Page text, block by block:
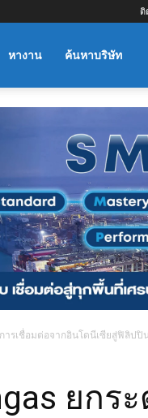
ติ
หางาน ค้นหาบริษัท
ารเชื่อมต่อจากอินโดนีเซียสู่ฟิลิปปิ
ยกร